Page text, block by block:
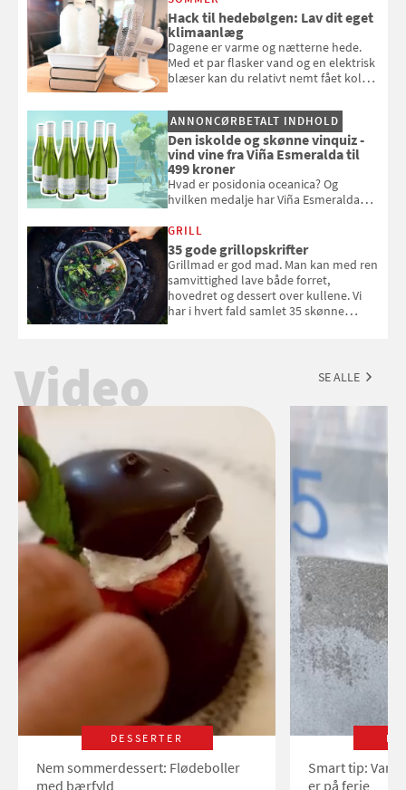
badebassinet eller et badedyr ud
Hack til hedebølgen: Lav dit eget
klimaanlæg
Dagene er varme og nætterne hede.
Med et par flasker vand og en elektrisk
blæser kan du relativt nemt fået koldt
og se, hvordan du gør
ANNONCØRBETALT INDHOLD
Den iskolde og skønne vinquiz -
vind vine fra Viña Esmeralda til
499 kroner
Hvad er posidonia oceanica? Og
hvilken medalje har Viña Esmeralda
med i Samvirkes skønne vinquiz, hvor
du kan vinde 6 flasker vin fra Viña
Esmeralda. Konkurrencen slutter 1.
september 2026.
GRILL
35 gode grillopskrifter
Grillmad er god mad. Man kan med ren
samvittighed lave både forret,
hovedret og dessert over kullene. Vi
har i hvert fald samlet 35 skønne
Video SE ALLE
DESSERTER
Nem sommerdessert: Flødeboller
med bærfyld
Smart tip:
er på ferie